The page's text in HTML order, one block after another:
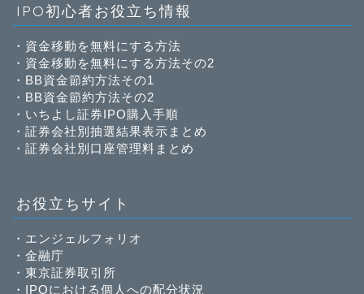
IPO初心者お役立ち情報
・ 資金移動を無料にする方法
・ 資金移動を無料にする方法その2
・ BB資金節約方法その1
・ BB資金節約方法その2
・ いちよし証券IPO購入手順
・ 証券会社別抽選結果表示まとめ
・ 証券会社別口座管理料まとめ
お役立ちサイト
・ エンジェルフォリオ
・ 金融庁
・ 東京証券取引所
・ IPOにおける個人への配分状況